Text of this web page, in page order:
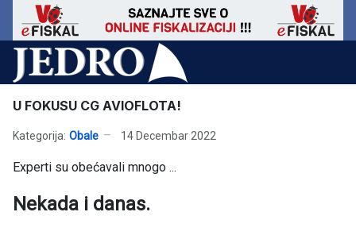
U FOKUSU CG AVIOFLOTA!
Kategorija: Obale 14 Decembar 2022
Experti su obećavali mnogo ...
Nekada i danas.